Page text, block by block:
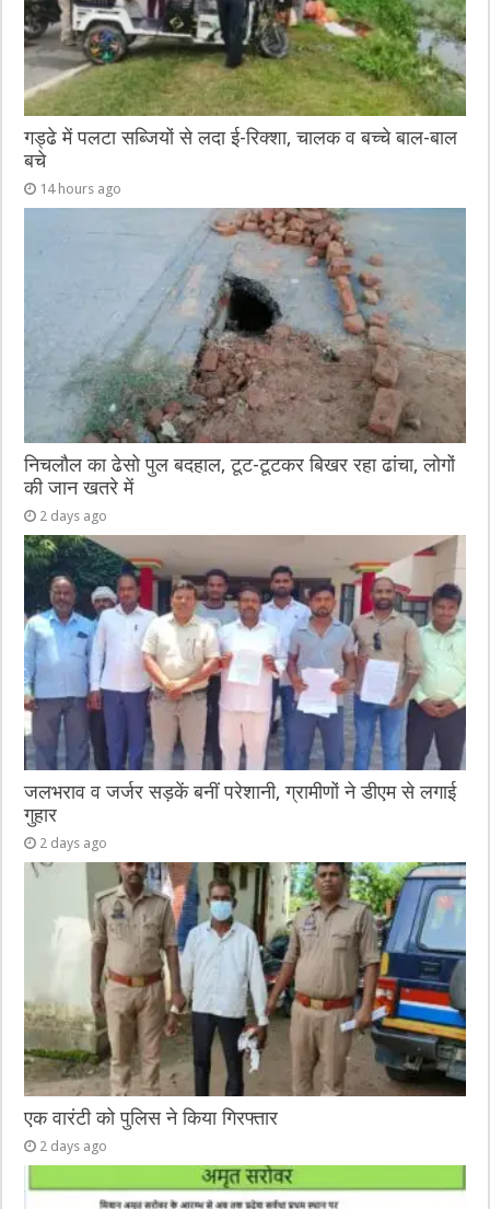
गड्ढे में पलटा सब्जियों से लदा ई-रिक्शा, चालक व बच्चे बाल-बाल
बचे
14 hours ago
निचलौल का ढेसो पुल बदहाल, टूट-टूटकर बिखर रहा ढांचा, लोगों
की जान खतरे में
2 days ago
जलभराव व जर्जर सड़कें बनीं परेशानी, ग्रामीणों ने डीएम से लगाई
गुहार
2 days ago
एक वारंटी को पुलिस ने किया गिरफ्तार
2 days ago